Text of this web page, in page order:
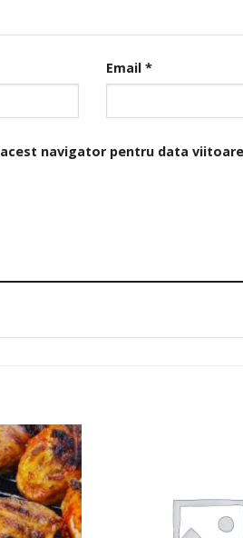
Email *
navigator pentru data